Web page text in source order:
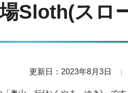
場Sloth(ス
更新日：2023年8月3日